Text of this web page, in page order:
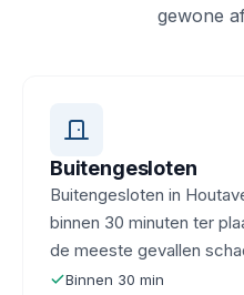
gewone
Buitengesloten
Buitengesloten in
binnen 30 minuten ter
de meeste gevallen
Binnen 30 min